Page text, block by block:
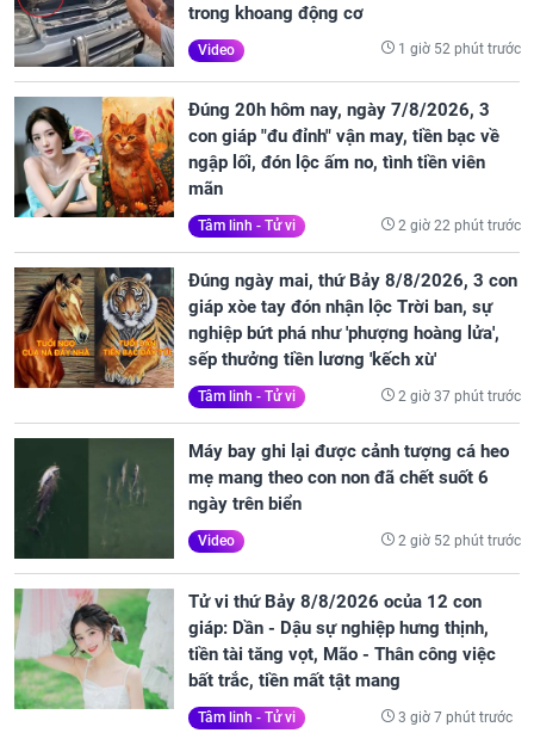
trong khoang động cơ
Video 1 giờ 52 phút trước
Đúng 20h hôm nay, ngày 7/8/2026, 3
con giáp "đu đỉnh" vận may, tiền bạc về
ngập lối, đón lộc ấm no, tình tiền viên
mãn
Tâm linh - Tử vi 2 giờ 22 phút trước
Đúng ngày mai, thứ Bảy 8/8/2026, 3 con
giáp xòe tay đón nhận lộc Trời ban, sự
nghiệp bứt phá như 'phượng hoàng lửa',
sếp thưởng tiền lương 'kếch xù'
Tâm linh - Tử vi 2 giờ 37 phút trước
Máy bay ghi lại được cảnh tượng cá heo
mẹ mang theo con non đã chết suốt 6
ngày trên biển
Video 2 giờ 52 phút trước
Tử vi thứ Bảy 8/8/2026 ocủa 12 con
giáp: Dần - Dậu sự nghiệp hưng thịnh,
tiền tài tăng vọt, Mão - Thân công việc
bất trắc, tiền mất tật mang
Tâm linh - Tử vi 3 giờ 7 phút trước